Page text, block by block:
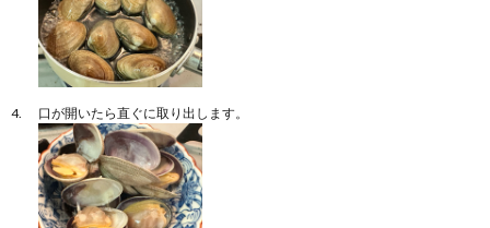
口が開いたら直ぐに取り出します。